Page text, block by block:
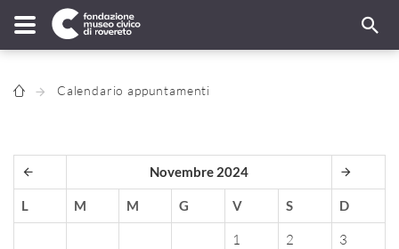
Calendario appuntamenti
Novembre 2024
L M M G V S D
1 2
3